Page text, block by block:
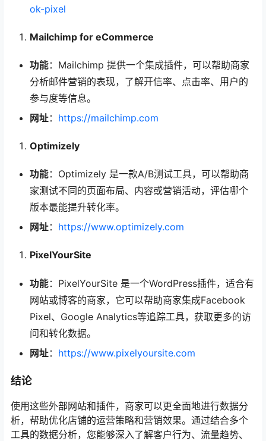
ok-pixel
Mailchimp for eCommerce
功能：Mailchimp 提供一个集成插件，可以帮助商家
分析邮件营销的表现，了解开信率、点击率、用户的
参与度等信息。
网址： https://mailchimp.com
Optimizely
功能：Optimizely 是一款A/B测试工具，可以帮助商
家测试不同的页面布局、内容或营销活动，评估哪个
版本最能提升转化率。
网址： https://www.optimizely.com
PixelYourSite
功能：PixelYourSite 是一个WordPress插件，适合有
网站或博客的商家，它可以帮助商家集成Facebook
Pixel、Google Analytics等追踪工具，获取更多的访
问和转化数据。
网址： https://www.pixelyoursite.com
结论
使用这些外部网站和插件，商家可以更全面地进行数据分
析，帮助优化店铺的运营策略和营销效果。通过结合多个
工具的数据分析，您能够深入了解客户行为、流量趋势、